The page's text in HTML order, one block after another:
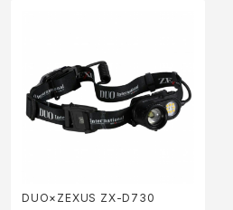
DUO×ZEXUS ZX-D730